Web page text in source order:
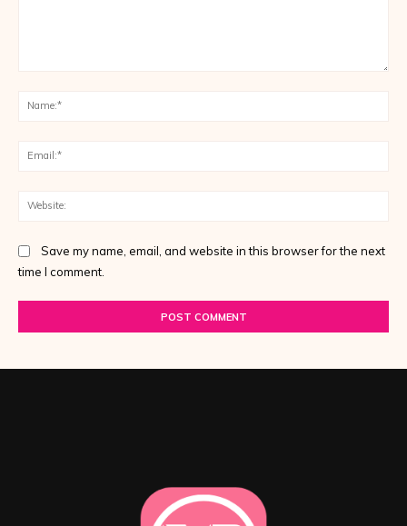
Save my name, email, and website in this browser for the next
time I comment.